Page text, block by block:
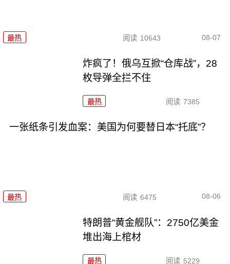
最热 阅读 10643 08-07
炸疯了！俄乌互掀“仓库战”，28
枚导弹全拦不住
最热 阅读 7385
一张纸条引发血案：美国为何要替日本“托底”？
最热 阅读 6475 08-06
特朗普“黄金舰队”：2750亿美金
堆出海上棺材
最热 阅读 5229